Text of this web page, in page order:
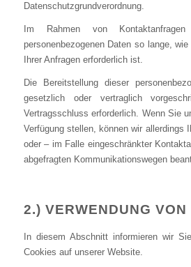
Datenschutzgrundverordnung.
Im Rahmen von
personenbezogenen Daten so lange,
Ihrer Anfragen erforderlich ist.
Die Bereitstellung dieser
gesetzlich oder vertraglich
Vertragsschluss erforderlich. Wenn Sie
Verfügung stellen, können wir allerdings
oder – im Falle eingeschränkter
abgefragten Kommunikationswegen
2.) VERWENDUNG VON
In diesem Abschnitt informieren wir
Cookies auf unserer Website.